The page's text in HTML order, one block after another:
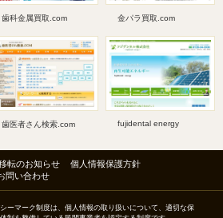
歯科金属買取.com 金パラ買取.com
歯医者さん検索.com fujidental energy
転のお知らせ
個人情報保護方針
問い合わせ
ーマーク制度は、個人情報の取り扱いについて、適切な保